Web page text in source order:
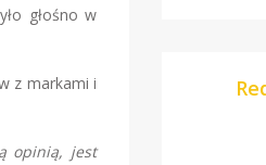
głośno w
z markami i
opinią, jest